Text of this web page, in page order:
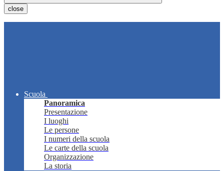
close
Scuola
Panoramica
Presentazione
I luoghi
Le persone
I numeri della scuola
Le carte della scuola
Organizzazione
La storia